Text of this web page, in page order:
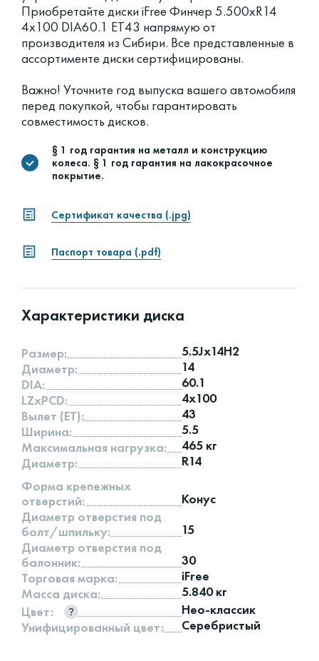
Приобретайте диски iFree Финчер 5.500xR14
4x100 DIA60.1 ET43 напрямую от
производителя из Сибири. Все представленные в
ассортименте диски сертифицированы.
Важно! Уточните год выпуска вашего автомобиля
перед покупкой, чтобы гарантировать
совместимость дисков.
§ 1 год гарантия на металл и конструкцию
колеса. § 1 год гарантия на лакокрасочное
покрытие.
Сертификат качества (.jpg)
Паспорт товара (.pdf)
Характеристики диска
Размер:
5.5Jx14H2
Диаметр:
14
DIA:
60.1
LZxPCD:
4x100
Вылет (ET):
43
Ширина:
5.5
Максимальная нагрузка:
465 кг
Диаметр:
R14
Форма крепежных
отверстий:
Конус
Диаметр отверстия под
болт/шпильку:
15
Диаметр отверстия под
балонник:
30
Торговая марка:
iFree
Масса диска:
5.840 кг
Цвет:
Нео-классик
Унифицированный цвет:
Серебристый